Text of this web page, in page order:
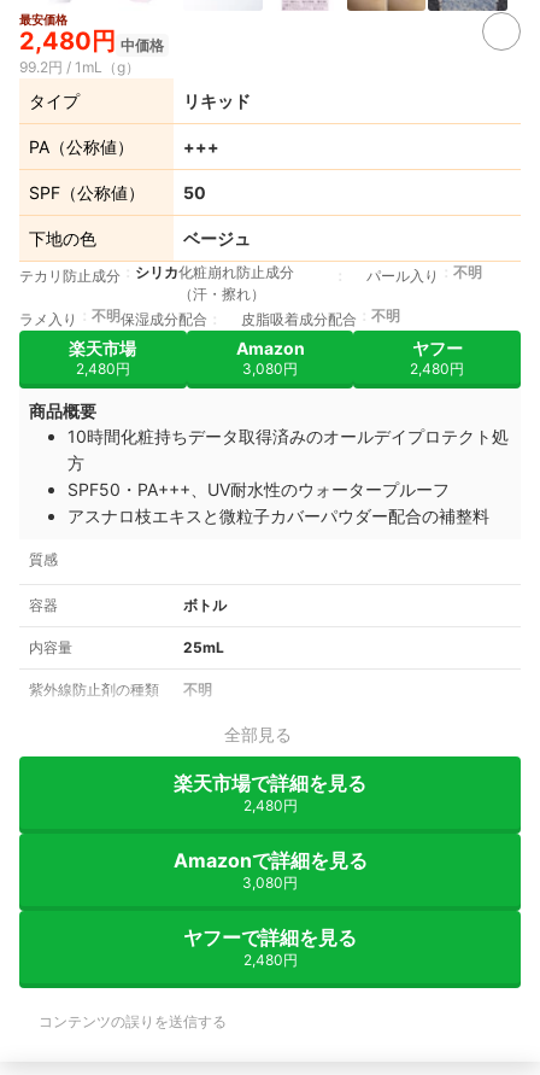
最安価格
2,480円 中価格
99.2円 / 1mL（g）
タイプ リキッド
PA（公称値） +++
SPF（公称値） 50
下地の色 ベージュ
テカリ防止成分 シリカ化粧崩れ防止成分
（汗・擦れ）
パール入り 不明
ラメ入り 不明保湿成分配合 皮脂吸着成分配合 不明
楽天市場
2,480円
Amazon
3,080円
ヤフー
2,480円
商品概要
10時間化粧持ちデータ取得済みのオールデイプロテクト処
方
SPF50・PA+++、UV耐水性のウォータープルーフ
アスナロ枝エキスと微粒子カバーパウダー配合の補整料
質感
容器 ボトル
内容量 25mL
紫外線防止剤の種類 不明
全部見る
楽天市場で詳細を見る
2,480円
Amazonで詳細を見る
3,080円
ヤフーで詳細を見る
2,480円
コンテンツの誤りを送信する